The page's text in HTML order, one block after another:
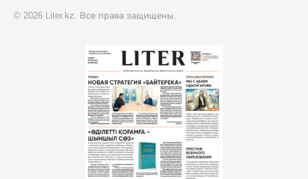
© 2026 Liter.kz. Все права защищены.